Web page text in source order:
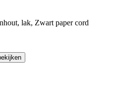
lak, Zwart paper cord